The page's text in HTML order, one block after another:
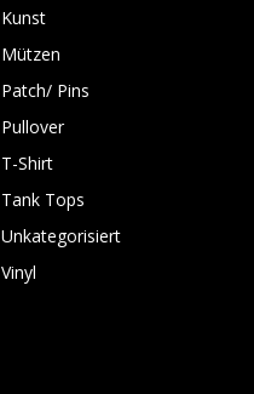
Kunst
Mützen
Patch/ Pins
Pullover
T-Shirt
Tank Tops
Unkategorisiert
Vinyl